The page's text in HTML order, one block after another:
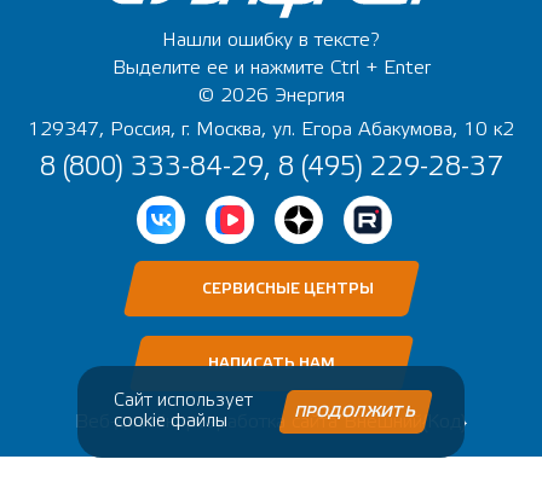
Нашли ошибку в тексте?
Выделите ее и нажмите Ctrl + Enter
© 2026 Энергия
129347, Россия, г. Москва, ул. Егора Абакумова, 10 к2
8 (800) 333-84-29, 8 (495) 229-28-37
СЕРВИСНЫЕ ЦЕНТРЫ
НАПИСАТЬ НАМ
Веб-дизайн, разработка сайтаВнешний{Код}
Сайт использует
cookie файлы
ПРОДОЛЖИТЬ